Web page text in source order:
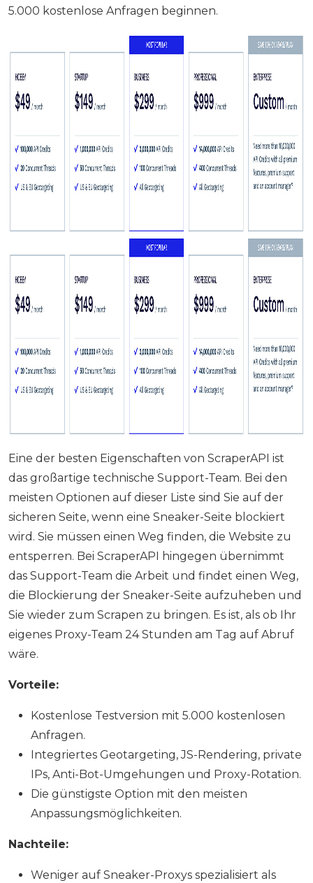
5.000 kostenlose Anfragen beginnen.
Eine der besten Eigenschaften von ScraperAPI ist
das großartige technische Support-Team. Bei den
meisten Optionen auf dieser Liste sind Sie auf der
sicheren Seite, wenn eine Sneaker-Seite blockiert
wird. Sie müssen einen Weg finden, die Website zu
entsperren. Bei ScraperAPI hingegen übernimmt
das Support-Team die Arbeit und findet einen Weg,
die Blockierung der Sneaker-Seite aufzuheben und
Sie wieder zum Scrapen zu bringen. Es ist, als ob Ihr
eigenes Proxy-Team 24 Stunden am Tag auf Abruf
wäre.
Vorteile:
Kostenlose Testversion mit 5.000 kostenlosen
Anfragen.
Integriertes Geotargeting, JS-Rendering, private
IPs, Anti-Bot-Umgehungen und Proxy-Rotation.
Die günstigste Option mit den meisten
Anpassungsmöglichkeiten.
Nachteile:
Weniger auf Sneaker-Proxys spezialisiert als